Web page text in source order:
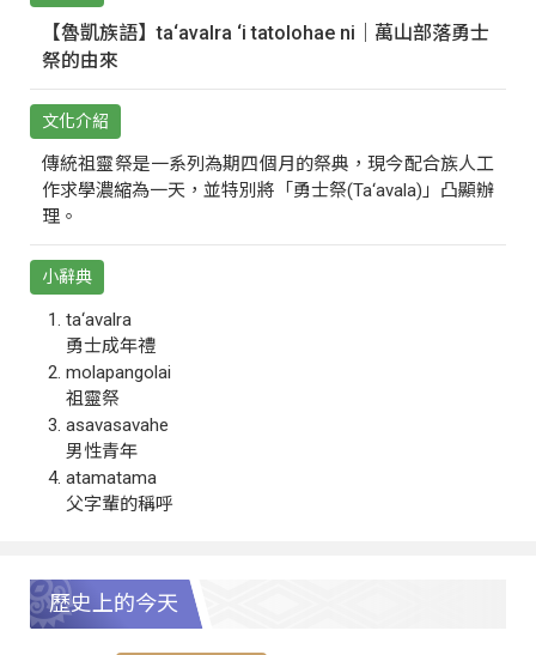
【魯凱族語】ta‘avalra ‘i tatolohae ni｜萬山部落勇士
祭的由來
文化介紹
傳統祖靈祭是一系列為期四個月的祭典，現今配合族人工
作求學濃縮為一天，並特別將「勇士祭(Ta‘avala)」凸顯辦
理。
小辭典
ta‘avalra
勇士成年禮
molapangolai
祖靈祭
asavasavahe
男性青年
atamatama
父字輩的稱呼
歷史上的今天